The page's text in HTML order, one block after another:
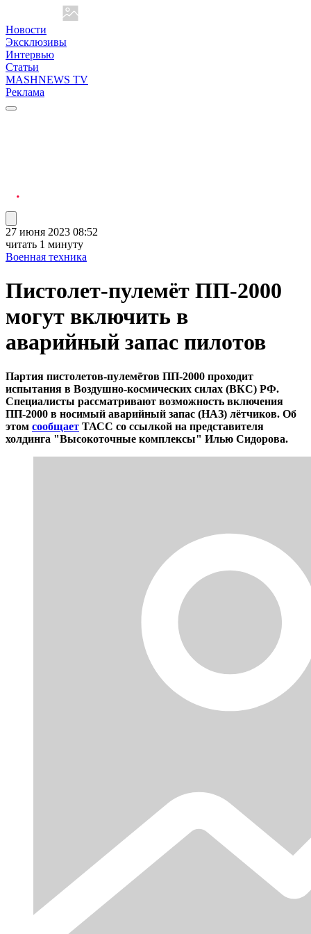
Новости
Эксклюзивы
Интервью
Статьи
MASHNEWS TV
Реклама
27 июня 2023 08:52
читать 1 минуту
Военная техника
Пистолет-пулемёт ПП-2000
могут включить в
аварийный запас пилотов
Партия пистолетов-пулемётов ПП-2000 проходит
испытания в Воздушно-космических силах (ВКС) РФ.
Специалисты рассматривают возможность включения
ПП-2000 в носимый аварийный запас (НАЗ) лётчиков. Об
этом сообщает ТАСС со ссылкой на представителя
холдинга "Высокоточные комплексы" Илью Сидорова.